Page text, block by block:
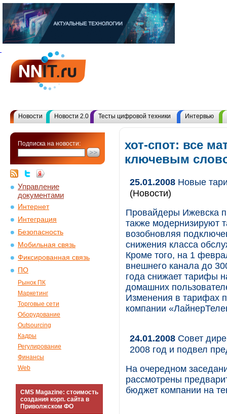
Новости Новости 2.0 Тесты цифровой техники Интервью
Подписка на новости:
Управление
документами
Интернет
Интеграция
Безопасность
Мобильная связь
Фиксированная связь
ПО
Рынок ПК
Маркетинг
Торговые сети
Оборудование
Outsourcing
Кадры
Регулирование
Финансы
Web
CMS Magazine: стоимость
создания корп. сайта в
Приволжском ФО
хот-спот: все
ключевым
25.01.2008 Новые
(Новости)
Провайдеры Ижевска
также модернизируют
возобновляя
снижения класса
Кроме того, на 1
внешнего канала до
года снижает тарифы
домашних
Изменения в тарифах
компании
24.01.2008 Совет
2008 год и подвел
На очередном
рассмотрены
бюджет компании на